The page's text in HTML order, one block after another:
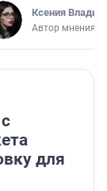
Ксения
Автор мнения
для